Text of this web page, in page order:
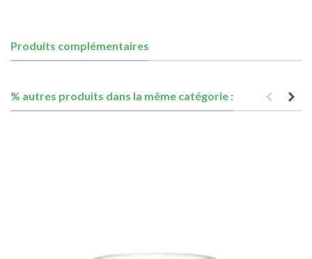
Produits complémentaires
% autres produits dans la même catégorie :